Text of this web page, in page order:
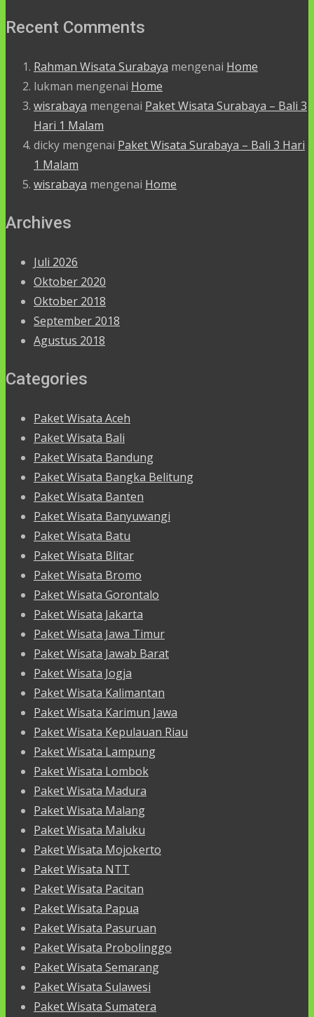
Recent Comments
Rahman Wisata Surabaya mengenai Home
lukman mengenai Home
wisrabaya mengenai Paket Wisata Surabaya – Bali 3
Hari 1 Malam
dicky mengenai Paket Wisata Surabaya – Bali 3 Hari
1 Malam
wisrabaya mengenai Home
Archives
Juli 2026
Oktober 2020
Oktober 2018
September 2018
Agustus 2018
Categories
Paket Wisata Aceh
Paket Wisata Bali
Paket Wisata Bandung
Paket Wisata Bangka Belitung
Paket Wisata Banten
Paket Wisata Banyuwangi
Paket Wisata Batu
Paket Wisata Blitar
Paket Wisata Bromo
Paket Wisata Gorontalo
Paket Wisata Jakarta
Paket Wisata Jawa Timur
Paket Wisata Jawab Barat
Paket Wisata Jogja
Paket Wisata Kalimantan
Paket Wisata Karimun Jawa
Paket Wisata Kepulauan Riau
Paket Wisata Lampung
Paket Wisata Lombok
Paket Wisata Madura
Paket Wisata Malang
Paket Wisata Maluku
Paket Wisata Mojokerto
Paket Wisata NTT
Paket Wisata Pacitan
Paket Wisata Papua
Paket Wisata Pasuruan
Paket Wisata Probolinggo
Paket Wisata Semarang
Paket Wisata Sulawesi
Paket Wisata Sumatera